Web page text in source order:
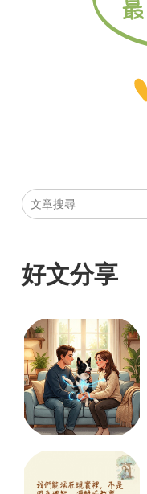
好文分享